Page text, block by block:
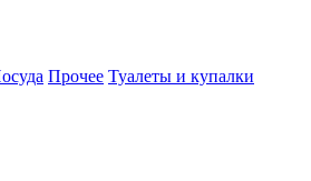
Прочее Туалеты и купалки